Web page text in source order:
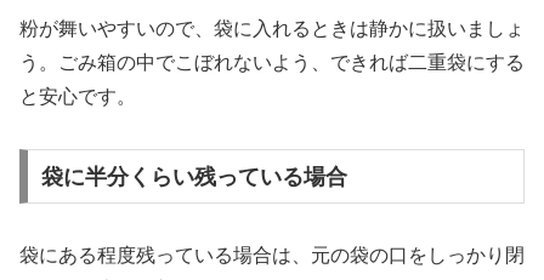
粉が舞いやすいので、袋に入れるときは静かに扱いましょ
う。ごみ箱の中でこぼれないよう、できれば二重袋にする
と安心です。
袋に半分くらい残っている場合
袋にある程度残っている場合は、元の袋の口をしっかり閉